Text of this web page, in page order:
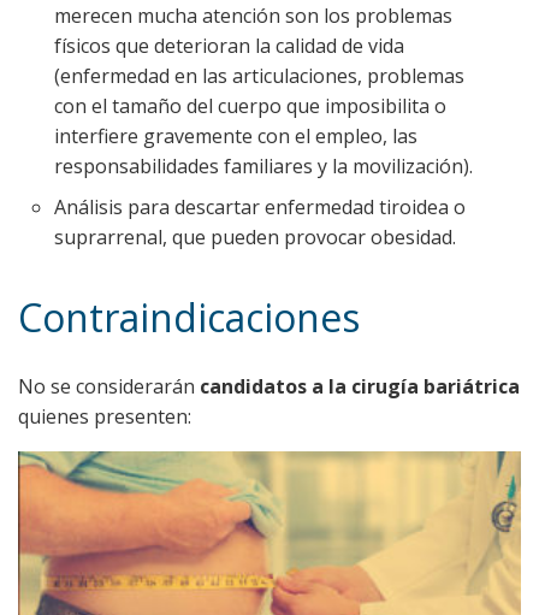
merecen mucha atención son los problemas
físicos que deterioran la calidad de vida
(enfermedad en las articulaciones, problemas
con el tamaño del cuerpo que imposibilita o
interfiere gravemente con el empleo, las
responsabilidades familiares y la movilización).
Análisis para descartar enfermedad tiroidea o
suprarrenal, que pueden provocar obesidad.
Contraindicaciones
No se considerarán candidatos a la cirugía bariátrica
quienes presenten: